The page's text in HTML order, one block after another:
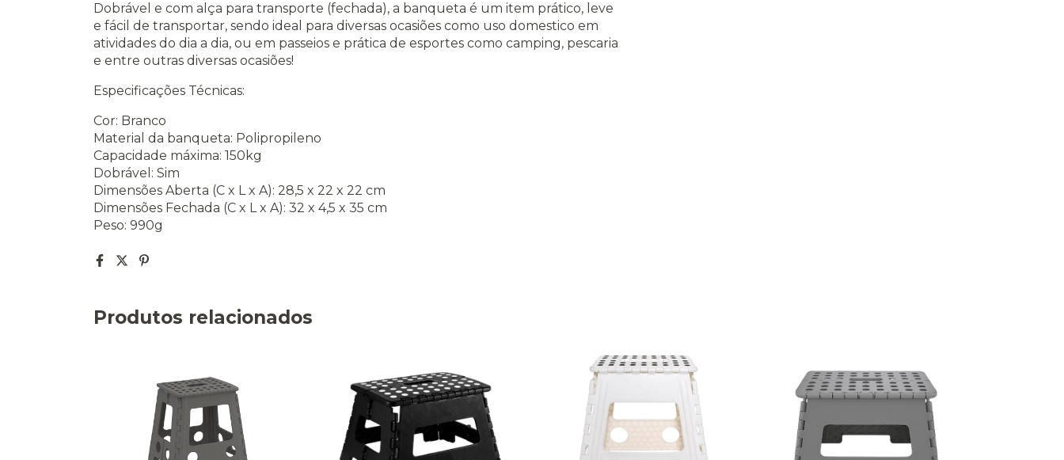
Dobrável e com alça para transporte (fechada), a banqueta é um item prático, leve
e fácil de transportar, sendo ideal para diversas ocasiões como uso domestico em
atividades do dia a dia, ou em passeios e prática de esportes como camping, pescaria
e entre outras diversas ocasiões!
Especificações Técnicas:
Cor: Branco
Material da banqueta: Polipropileno
Capacidade máxima: 150kg
Dobrável: Sim
Dimensões Aberta (C x L x A): 28,5 x 22 x 22 cm
Dimensões Fechada (C x L x A): 32 x 4,5 x 35 cm
Peso: 990g
Produtos relacionados